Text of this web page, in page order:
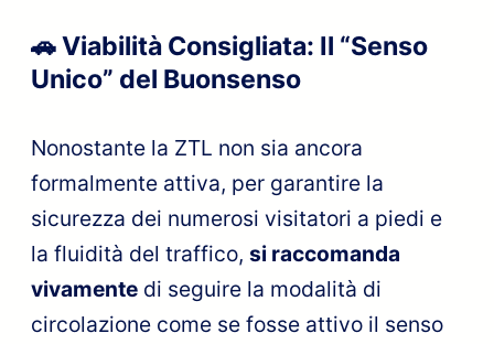
🚗 Viabilità Consigliata: Il “Senso
Unico” del Buonsenso
Nonostante la ZTL non sia ancora
formalmente attiva, per garantire la
sicurezza dei numerosi visitatori a piedi e
la fluidità del traffico, si raccomanda
vivamente di seguire la modalità di
circolazione come se fosse attivo il senso